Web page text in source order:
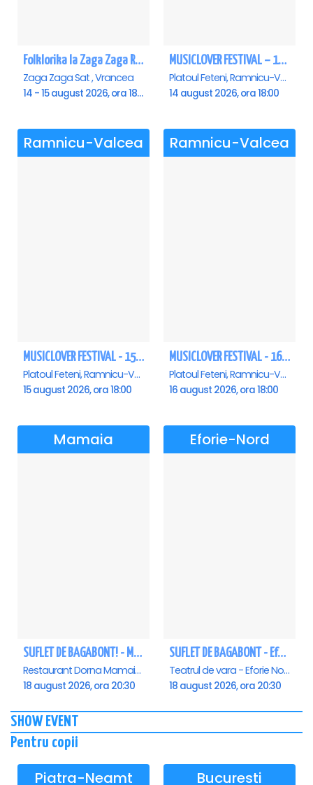
Folklorika la Zaga Zaga Resort
Zaga Zaga Sat , Vrancea
14 - 15 august 2026, ora 18:00
MUSICLOVER FESTIVAL – 14 August – Puya, Johny Romano, Shift, Badd G, DJ Matei & Bogdanov
Platoul Feteni, Ramnicu-Valcea
14 august 2026, ora 18:00
Ramnicu-Valcea
MUSICLOVER FESTIVAL - 15 AUGUST - CONNECT-R, DELIA, RON HEWITT, NICKI M, AURIKA
Platoul Feteni, Ramnicu-Valcea
15 august 2026, ora 18:00
Ramnicu-Valcea
MUSICLOVER FESTIVAL - 16 AUGUST - LEO DE LA ROSIORI SI MARCEL STEFANET & ETHNO REPUBLIC, TUDOR DEEJAY, VARER
Platoul Feteni, Ramnicu-Valcea
16 august 2026, ora 18:00
Mamaia
SUFLET DE BAGABONT! - Mamaia
Restaurant Dorna Mamaia, Mamaia
18 august 2026, ora 20:30
Eforie-Nord
SUFLET DE BAGABONT - Eforie Nord
Teatrul de vara - Eforie Nord, Eforie-Nord
18 august 2026, ora 20:30
SHOW EVENT
Pentru copii
Piatra-Neamt Bucuresti